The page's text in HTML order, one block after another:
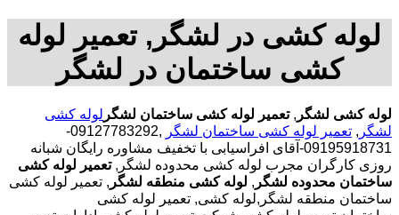
لوله کشی در لشگر, تعمیر لوله
کشی ساختمان در لشگر
لوله کشی لشگر ,تعمیر لوله کشی ساختمان لشگر لوله کشی
لشگر , تعمیر لوله کشی ساختمان لشگر
,09127783292-
09195918731-آقای افراسیابی با تخفیف مشاوره رایگان شبانه
روزی کارگران مجرب لوله کشی محدوده لشگر,تعمیر لوله کشی
ساختمان محدوده لشگر , لوله کشی منطقه لشگر , تعمیر لوله کشی
ساختمان منطقه لشگر,لوله کشی, تعمیر لوله کشی